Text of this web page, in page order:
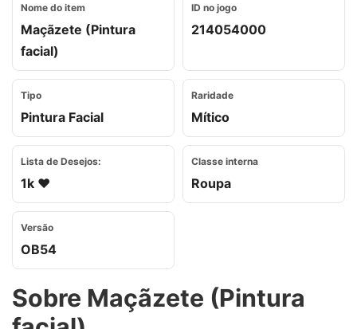
Nome do item
Maçãzete (Pintura
facial)
ID no jogo
214054000
Tipo
Pintura Facial
Raridade
Mítico
Lista de Desejos:
1k ❤️
Classe interna
Roupa
Versão
OB54
Sobre Maçãzete (Pintura